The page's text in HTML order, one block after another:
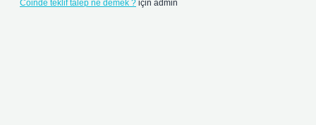
Coinde teklif talep ne demek ? için admin